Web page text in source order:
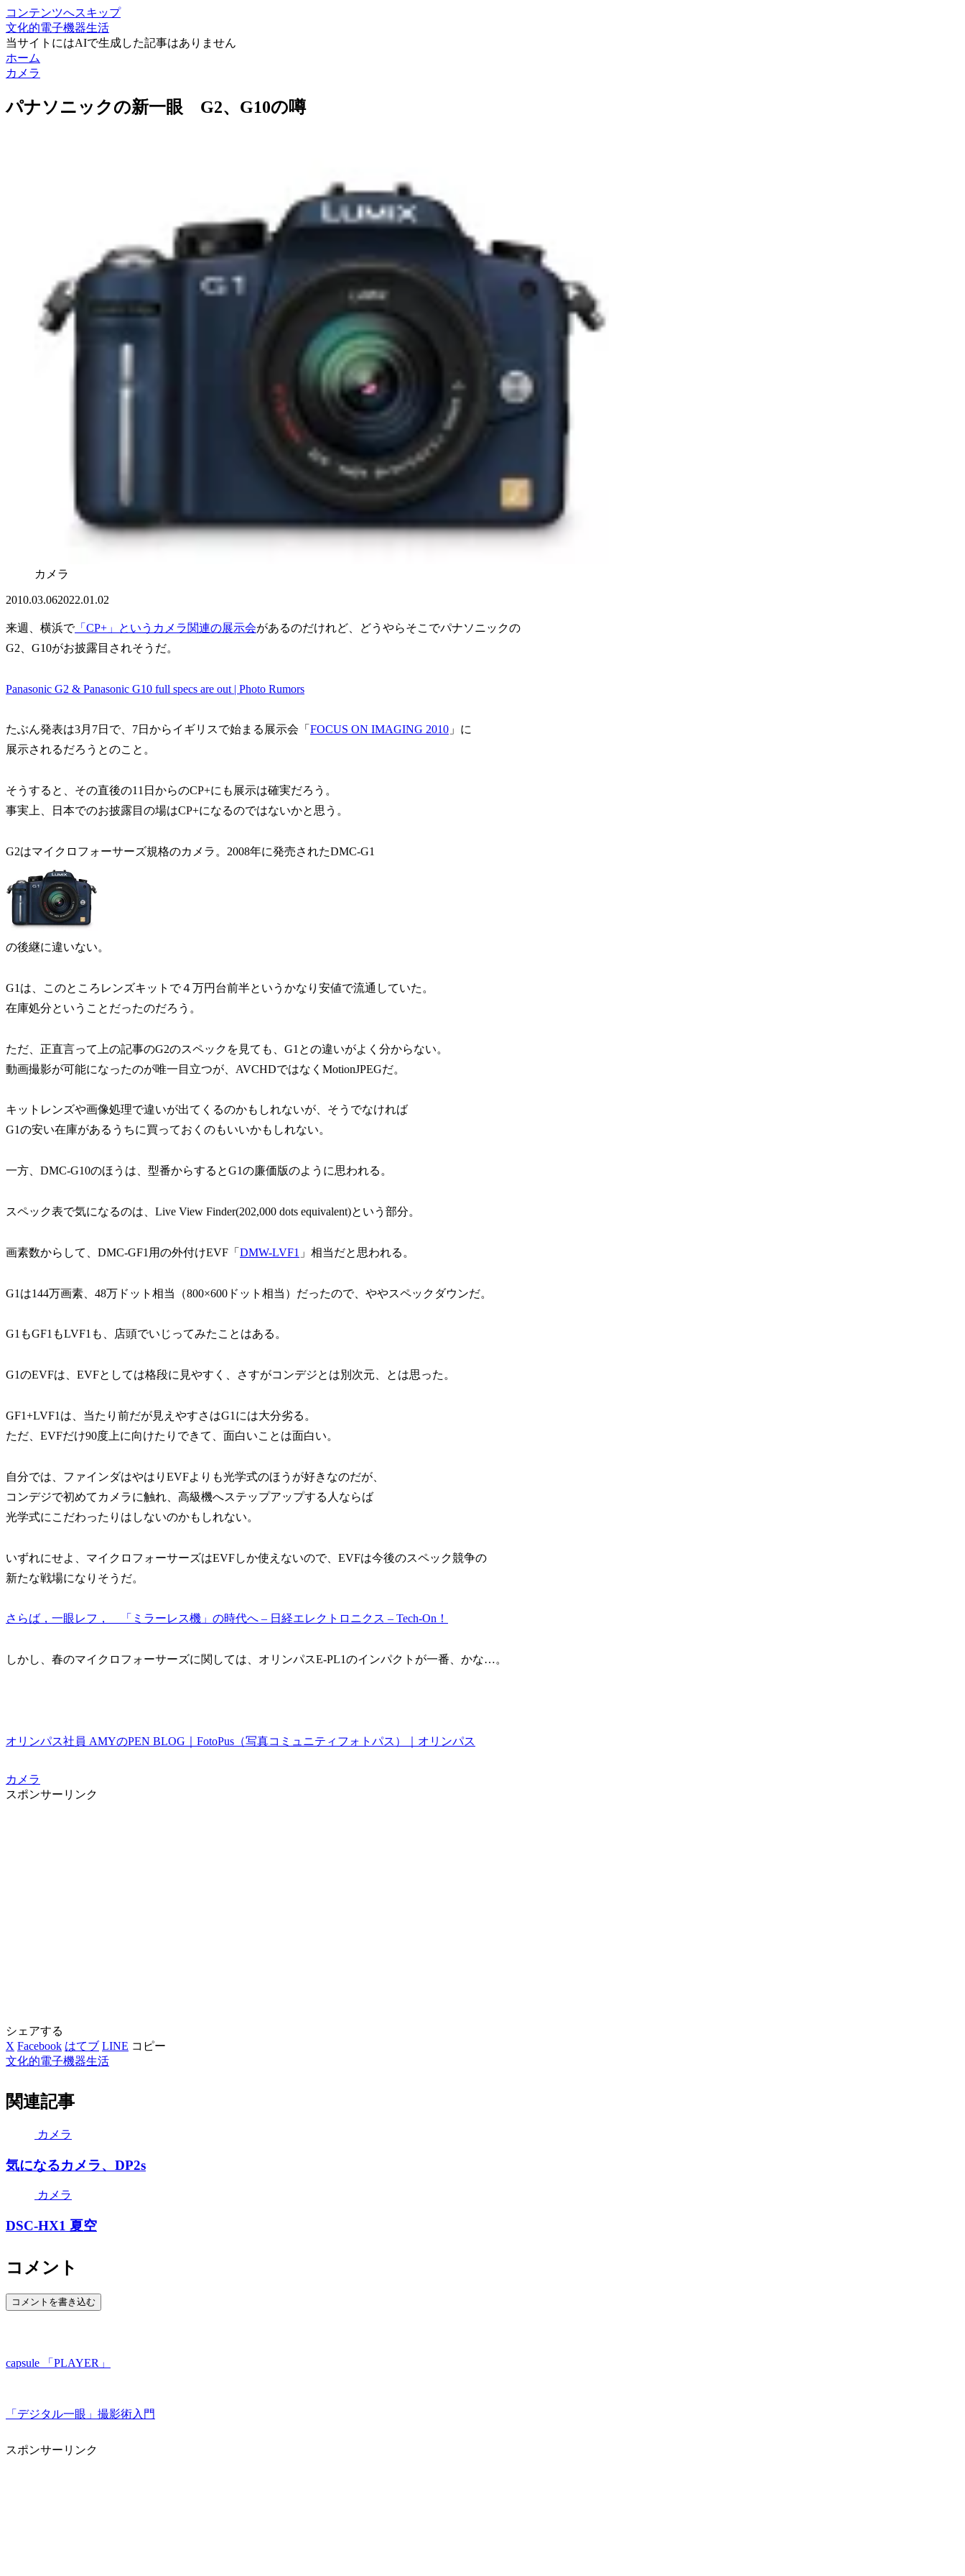
コンテンツへスキップ
文化的電子機器生活
当サイトにはAIで生成した記事はありません
ホーム
カメラ
パナソニックの新一眼 G2、G10の噂
カメラ
2010.03.062022.01.02
来週、横浜で「CP+」というカメラ関連の展示会があるのだけれど、どうやらそこでパナソニックの
G2、G10がお披露目されそうだ。
Panasonic G2 & Panasonic G10 full specs are out | Photo Rumors
たぶん発表は3月7日で、7日からイギリスで始まる展示会「 FOCUS ON IMAGING 2010 」に
展示されるだろうとのこと。
そうすると、その直後の11日からのCP+にも展示は確実だろう。
事実上、日本でのお披露目の場はCP+になるのではないかと思う。
G2はマイクロフォーサーズ規格のカメラ。2008年に発売されたDMC-G1
の後継に違いない。
G1は、このところレンズキットで４万円台前半というかなり安値で流通していた。
在庫処分ということだったのだろう。
ただ、正直言って上の記事のG2のスペックを見ても、G1との違いがよく分からない。
動画撮影が可能になったのが唯一目立つが、AVCHDではなくMotionJPEGだ。
キットレンズや画像処理で違いが出てくるのかもしれないが、そうでなければ
G1の安い在庫があるうちに買っておくのもいいかもしれない。
一方、DMC-G10のほうは、型番からするとG1の廉価版のように思われる。
スペック表で気になるのは、Live View Finder(202,000 dots equivalent)という部分。
画素数からして、DMC-GF1用の外付けEVF「 DMW-LVF1 」相当だと思われる。
G1は144万画素、48万ドット相当（800×600ドット相当）だったので、ややスペックダウンだ。
G1もGF1もLVF1も、店頭でいじってみたことはある。
G1のEVFは、EVFとしては格段に見やすく、さすがコンデジとは別次元、とは思った。
GF1+LVF1は、当たり前だが見えやすさはG1には大分劣る。
ただ、EVFだけ90度上に向けたりできて、面白いことは面白い。
自分では、ファインダはやはりEVFよりも光学式のほうが好きなのだが、
コンデジで初めてカメラに触れ、高級機へステップアップする人ならば
光学式にこだわったりはしないのかもしれない。
いずれにせよ、マイクロフォーサーズはEVFしか使えないので、EVFは今後のスペック競争の
新たな戦場になりそうだ。
さらば，一眼レフ， 「ミラーレス機」の時代へ – 日経エレクトロニクス – Tech-On！
しかし、春のマイクロフォーサーズに関しては、オリンパスE-PL1のインパクトが一番、かな…。
オリンパス社員 AMYのPEN BLOG｜FotoPus（写真コミュニティフォトパス）｜オリンパス
カメラ
スポンサーリンク
シェアする
X Facebook はてブ LINE コピー
文化的電子機器生活
関連記事
カメラ
気になるカメラ、DP2s
カメラ
DSC-HX1 夏空
コメント
コメントを書き込む
capsule 「PLAYER」
「デジタル一眼」撮影術入門
スポンサーリンク